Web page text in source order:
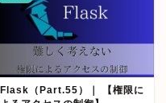
Flask（Part.55）｜ 【権限に